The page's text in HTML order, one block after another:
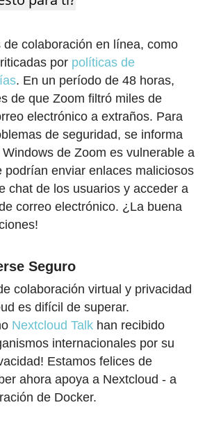
de colaboración en línea, como
por políticas de
. En un período de 48 horas,
de que Zoom filtró miles de
electrónico a extraños. Para
de seguridad, se informa
de Zoom es vulnerable a
podrían enviar enlaces maliciosos
chat de los usuarios y acceder a
correo electrónico. ¿La buena
Seguro
colaboración virtual y privacidad
es difícil de superar.
Nextcloud Talk han recibido
internacionales por su
Estamos felices de
ahora apoya a Nextcloud - a
de Docker.